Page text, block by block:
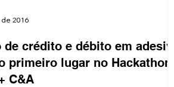
de crédito e débito em adesivo
primeiro lugar no Hackathon
C&A
2016